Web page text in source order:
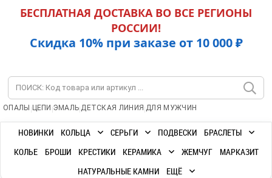
БЕСПЛАТНАЯ ДОСТАВКА ВО ВСЕ РЕГИОНЫ
РОССИИ!
Скидка 10% при заказе от 10 000 ₽
ОПАЛЫ | ЦЕПИ |ЭМАЛЬ|ДЕТСКАЯ ЛИНИЯ |ДЛЯ МУЖЧИН
НОВИНКИ КОЛЬЦА СЕРЬГИ ПОДВЕСКИ
БРАСЛЕТЫ
КОЛЬЕ
БРОШИ КРЕСТИКИ КЕРАМИКА ЖЕМЧУГ
МАРКАЗИТ
НАТУРАЛЬНЫЕ КАМНИ
ЕЩЁ